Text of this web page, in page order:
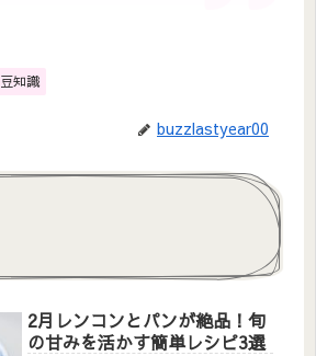
豆知識
buzzlastyear00
2月レンコンとパンが絶品！旬
の甘みを活かす簡単レシピ3選